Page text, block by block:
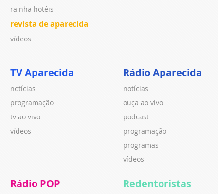
rainha hotéis
revista de aparecida
vídeos
TV Aparecida
notícias
programação
tv ao vivo
vídeos
Rádio Aparecida
notícias
ouça ao vivo
podcast
programação
programas
vídeos
Rádio POP Redentoristas